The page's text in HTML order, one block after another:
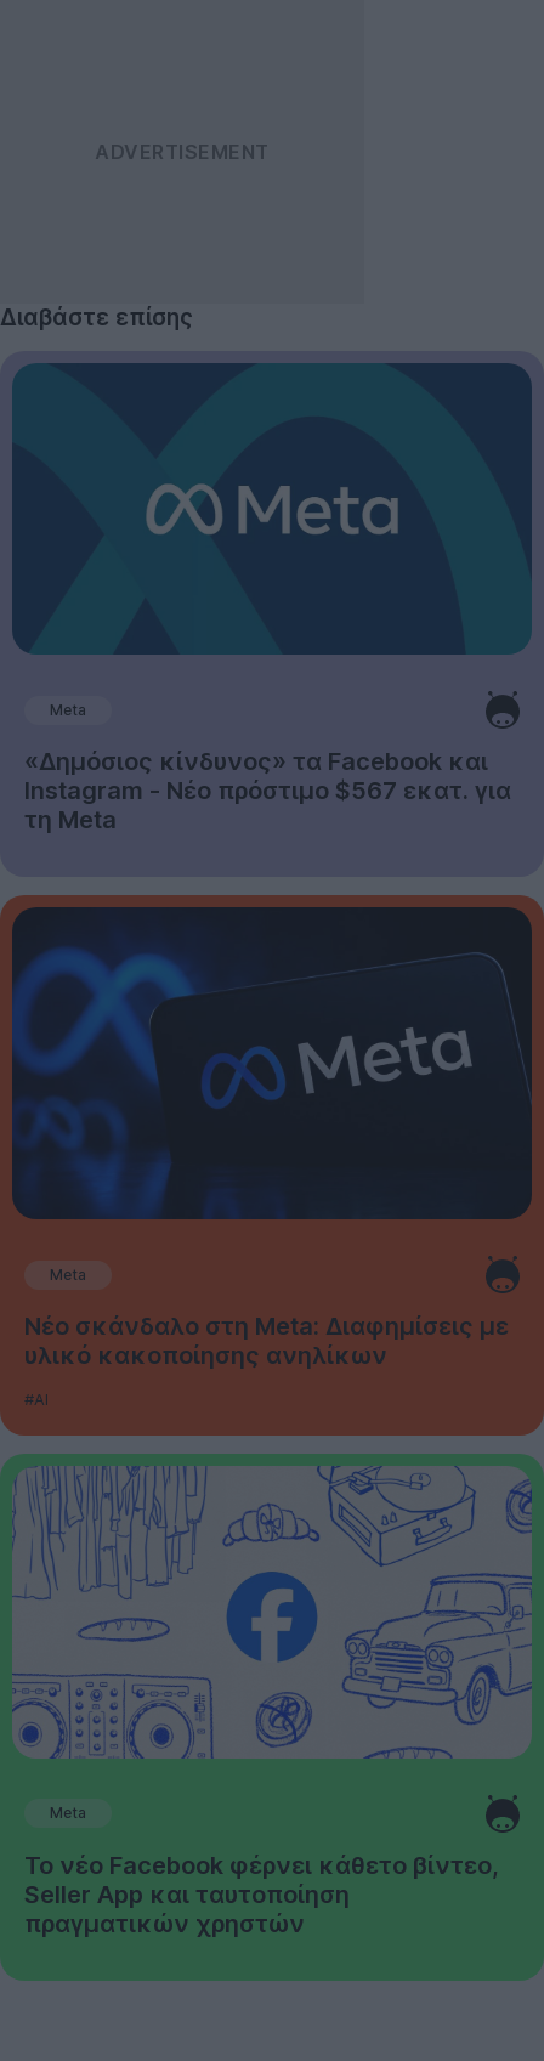
Διαβάστε επίσης
Meta
«Δημόσιος κίνδυνος» τα Facebook και
Instagram - Νέο πρόστιμο $567 εκατ. για
τη Meta
Meta
Νέο σκάνδαλο στη Meta: Διαφημίσεις με
υλικό κακοποίησης ανηλίκων
#AI
Meta
Το νέο Facebook φέρνει κάθετο βίντεο,
Seller App και ταυτοποίηση
πραγματικών χρηστών